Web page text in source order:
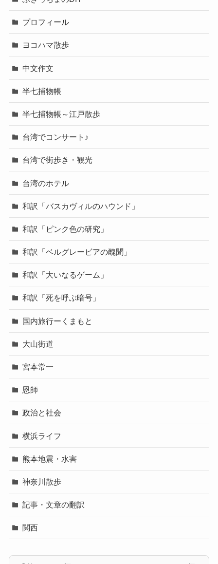
プロフィール
ヨコハマ散歩
中文作文
半七捕物帳
半七捕物帳～江戸散歩
台湾でコンサート♪
台湾で街歩き・観光
台湾のホテル
和訳「バスカヴィルのハウンド」
和訳「ピンク色の研究」
和訳「ベルグレービアの醜聞」
和訳「大いなるゲーム」
和訳「死を呼ぶ暗号」
国内旅行ーくまもと
大山街道
宮本常一
恩師
政治と社会
横浜ライフ
熊本地震・水害
神奈川散歩
記事・文章の翻訳
関西